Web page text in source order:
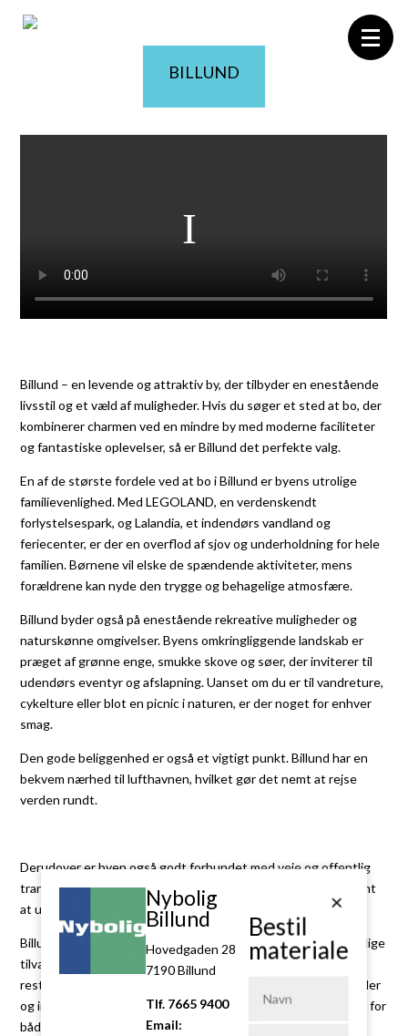
Billund
Galleri
BILLUND
Billund – en levende og attraktiv by, der tilbyder en enestående
livsstil og et væld af muligheder. Hvis du søger et sted at bo, der
kombinerer charmen ved en mindre by med moderne faciliteter
og fantastiske oplevelser, så er Billund det perfekte valg.
En af de største fordele ved at bo i Billund er byens utrolige
familievenlighed. Med LEGOLAND, en verdenskendt
forlystelsespark, og Lalandia, et indendørs vandland og
feriecenter, er der en overflod af sjov og underholdning for hele
familien. Børnene vil elske de spændende aktiviteter, mens
forældrene kan nyde den trygge og behagelige atmosfære.
Billund byder også på enestående rekreative muligheder og
naturskønne omgivelser. Byens omkringliggende landskab er
præget af grønne enge, smukke skove og søer, der inviterer til
udendørs eventyr og afslapning. Uanset om du er til vandreture,
cykelture eller blot en picnic i naturen, er der noget for enhver
smag.
Den gode beliggenhed er også et vigtigt punkt. Billund har en
bekvem nærhed til lufthavnen, hvilket gør det nemt at rejse
verden rundt.
Derudover er byen også godt forbundet med veje og offentlig
transport, hvilket gør det nemt at komme til og fra Billund samt
at udforske de omkringliggende områder.
Billund byder på attraktive faciliteter, du har brug for i din daglige
tilværelse. Der er moderne butikker, hyggelige caféer, gode
restauranter og et bredt udvalg af specialbutikker. Byens skoler
og institutioner har et godt omdømme, og der er rig mulighed for
både fritidsaktiviteter.
Nybolig
Billund
Hovedgaden 28
7190 Billund
Tlf. 7665 9400
Email:
×
Bestil
materiale